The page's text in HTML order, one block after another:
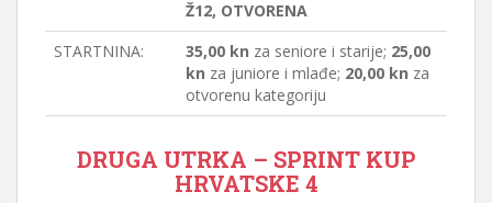
Ž12, OTVORENA
STARTNINA:
35,00 kn za seniore i starije; 25,00
kn za juniore i mlađe; 20,00 kn za
otvorenu kategoriju
DRUGA UTRKA – SPRINT KUP
HRVATSKE 4